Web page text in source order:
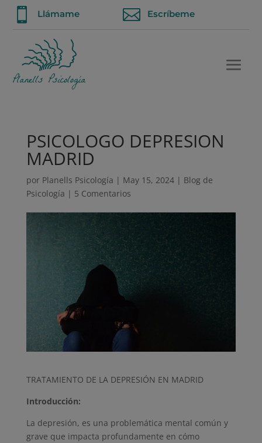
 Llámame  Escríbeme
PSICOLOGO DEPRESION
MADRID
por Planells Psicología | May 15, 2024| Blog de
Psicología | 5 Comentarios
TRATAMIENTO DE LA DEPRESIÓN EN MADRID
Introducción:
La depresión, es una problemática mental común y
grave que impacta profundamente en cómo